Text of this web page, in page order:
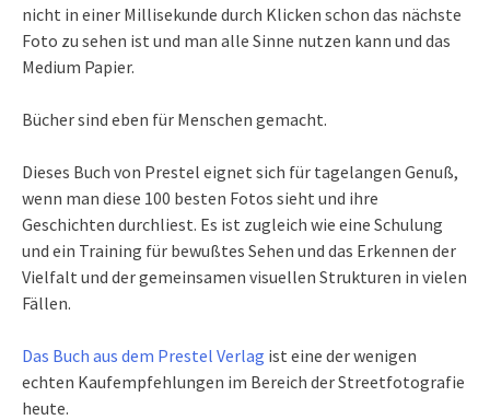
nicht in einer Millisekunde durch Klicken schon das nächste
Foto zu sehen ist und man alle Sinne nutzen kann und das
Medium Papier.
Bücher sind eben für Menschen gemacht.
Dieses Buch von Prestel eignet sich für tagelangen Genuß,
wenn man diese 100 besten Fotos sieht und ihre
Geschichten durchliest. Es ist zugleich wie eine Schulung
und ein Training für bewußtes Sehen und das Erkennen der
Vielfalt und der gemeinsamen visuellen Strukturen in vielen
Fällen.
Das Buch aus dem Prestel Verlag ist eine der wenigen
echten Kaufempfehlungen im Bereich der Streetfotografie
heute.